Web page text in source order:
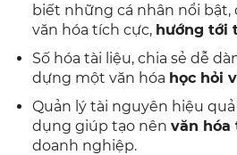
biết những cá nhân nổi
văn hóa tích cực, hướng tới
Số hóa tài liệu, chia sẻ dễ
dựng một văn hóa học hỏi
Quản lý tài nguyên hiệu
dụng giúp tạo nên văn hóa
doanh nghiệp.